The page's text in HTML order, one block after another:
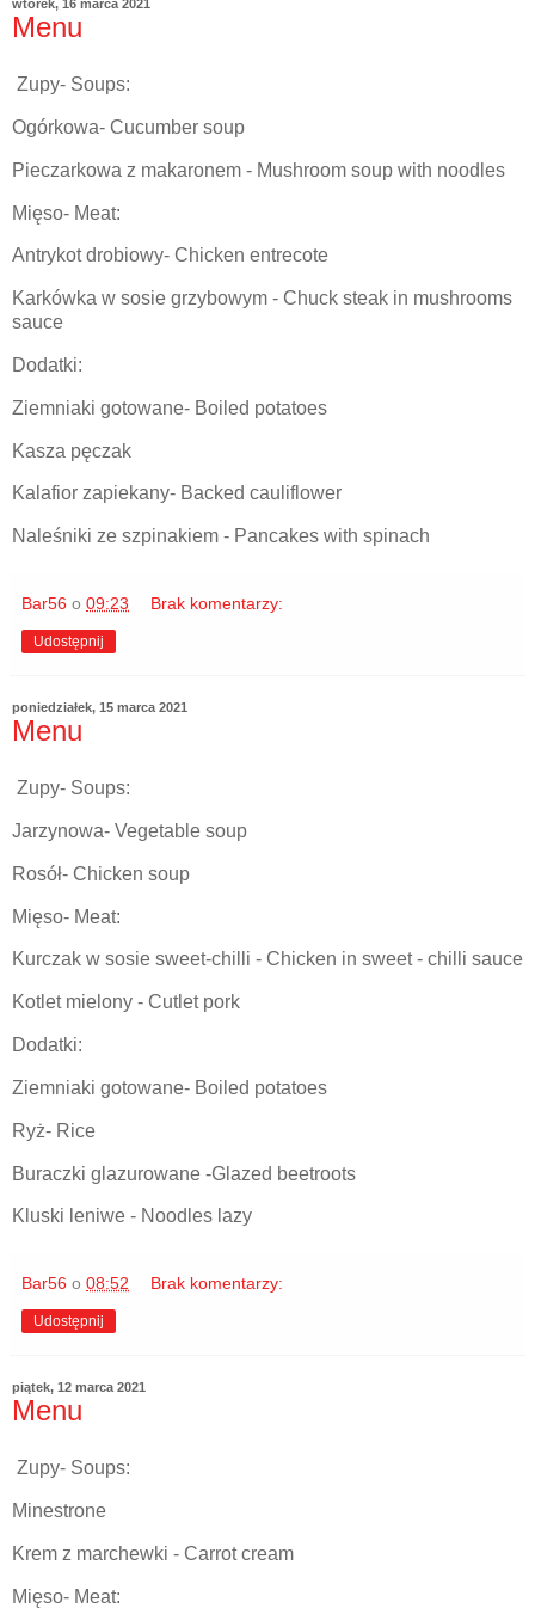
wtorek, 16 marca 2021
Menu
Zupy- Soups:
Ogórkowa- Cucumber soup
Pieczarkowa z makaronem - Mushroom soup with noodles
Mięso- Meat:
Antrykot drobiowy- Chicken entrecote
Karkówka w sosie grzybowym - Chuck steak in mushrooms
sauce
Dodatki:
Ziemniaki gotowane- Boiled potatoes
Kasza pęczak
Kalafior zapiekany- Backed cauliflower
Naleśniki ze szpinakiem - Pancakes with spinach
Bar56 o 09:23 Brak komentarzy:
Udostępnij
poniedziałek, 15 marca 2021
Menu
Zupy- Soups:
Jarzynowa- Vegetable soup
Rosół- Chicken soup
Mięso- Meat:
Kurczak w sosie sweet-chilli - Chicken in sweet - chilli sauce
Kotlet mielony - Cutlet pork
Dodatki:
Ziemniaki gotowane- Boiled potatoes
Ryż- Rice
Buraczki glazurowane -Glazed beetroots
Kluski leniwe - Noodles lazy
Bar56 o 08:52 Brak komentarzy:
Udostępnij
piątek, 12 marca 2021
Menu
Zupy- Soups:
Minestrone
Krem z marchewki - Carrot cream
Mięso- Meat: